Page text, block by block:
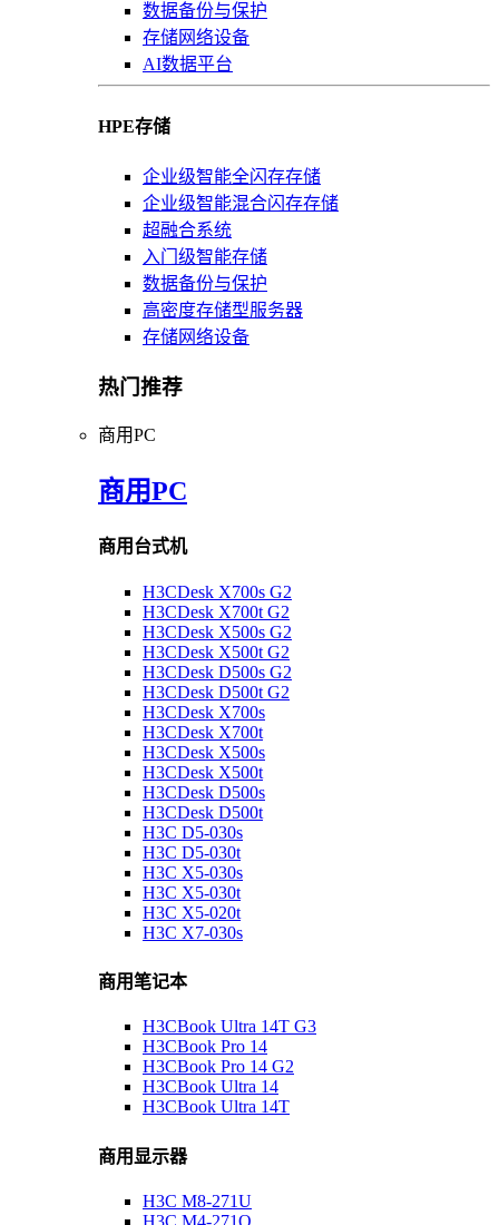
数据备份与保护
存储网络设备
AI数据平台
HPE存储
企业级智能全闪存存储
企业级智能混合闪存存储
超融合系统
入门级智能存储
数据备份与保护
高密度存储型服务器
存储网络设备
热门推荐
商用PC
商用PC
商用台式机
H3CDesk X700s G2
H3CDesk X700t G2
H3CDesk X500s G2
H3CDesk X500t G2
H3CDesk D500s G2
H3CDesk D500t G2
H3CDesk X700s
H3CDesk X700t
H3CDesk X500s
H3CDesk X500t
H3CDesk D500s
H3CDesk D500t
H3C D5-030s
H3C D5-030t
H3C X5-030s
H3C X5-030t
H3C X5-020t
H3C X7-030s
商用笔记本
H3CBook Ultra 14T G3
H3CBook Pro 14
H3CBook Pro 14 G2
H3CBook Ultra 14
H3CBook Ultra 14T
商用显示器
H3C M8-271U
H3C M4-271Q